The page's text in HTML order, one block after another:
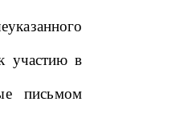
участию в
письмом